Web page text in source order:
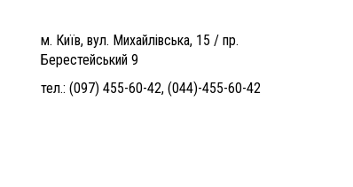
м. Київ, вул. Михайлівська, 15 / пр.
Берестейський 9
тел.: (097) 455-60-42, (044)-455-60-42